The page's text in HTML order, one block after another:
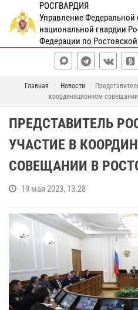
РОСГВАРДИЯ
Управление
национальной гвардии
Федерации по
Главная Новости
координационном
ПРЕДСТАВИТЕЛЬ
УЧАСТИЕ В
СОВЕЩАНИИ В
19 мая 2023, 13:28